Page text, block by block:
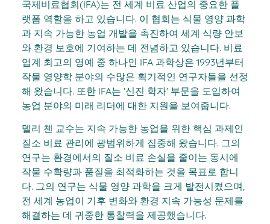
국제비료협회(IFA)는 전 세계 비료 산업의 중요한 플
랫폼 역할을 하고 있습니다. 이 협회는 식물 영양 과학
과 지속 가능한 농업 개발을 촉진하여 세계 식량 안보
와 환경 보호에 기여하는 데 전념하고 있습니다. 비료
업계 최고의 영예 중 하나인 IFA 과학상은 1993년부터
작물 영양학 분야의 수많은 획기적인 연구자들을 선정
해 왔습니다. 또한 IFA는 '신진 학자' 부문을 도입하여
농업 분야의 미래 리더에 대한 지원을 보여줍니다.
델리 첸 교수는 지속 가능한 농업을 위한 핵심 과제인
질소 비료 관리에 광범위하게 집중해 왔습니다. 그의
연구는 환경에서의 질소 비료 손실을 줄이는 동시에
작물 수확량과 품질을 최적화하는 것을 목표로 합니
다. 그의 연구는 식물 영양 과학을 크게 발전시켰으며,
전 세계 농업이 기후 변화와 환경 지속 가능성 문제를
해결하는 데 귀중한 통찰력을 제공했습니다.